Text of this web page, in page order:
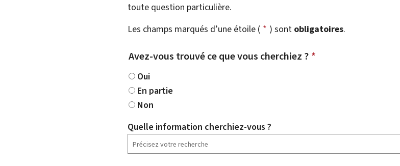
toute question particulière.
Les champs marqués d’une étoile ( * ) sont obligatoires.
Avez-vous trouvé ce que vous cherchiez ? *
Oui
En partie
Non
Quelle information cherchiez-vous ?